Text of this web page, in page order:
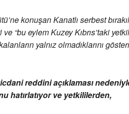
konuşan Kanatlı serbest
“bu eylem Kuzey Kıbrıs’taki
yalnız olmadıklarını
reddini açıklaması
hatırlatıyor ve yetkililerden,